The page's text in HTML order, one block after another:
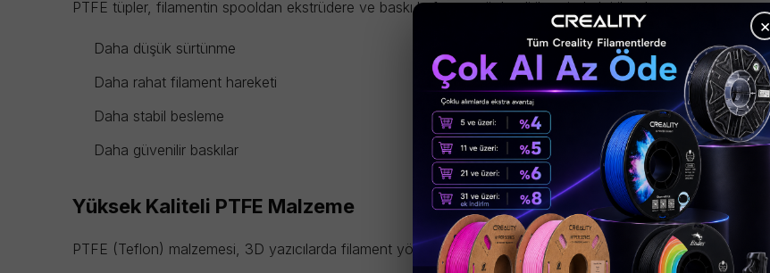
PTFE tüpler, filamentin spooldan ekstrüdere ve baskı kafasına yönlendirilmesinde kritik rol oynar.
Daha düşük sürtünme
Daha rahat filament hareketi
Daha stabil besleme
Daha güvenilir baskılar
Yüksek Kaliteli PTFE Malzeme
PTFE (Teflon) malzemesi, 3D yazıcılarda filament yönlendirme sistemlerinde yaygın olarak kullanılmaktadır.
×